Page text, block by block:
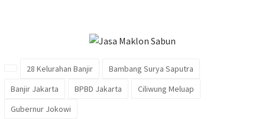
28 Kelurahan Banjir
Bambang Surya Saputra
Banjir Jakarta
BPBD Jakarta
Ciliwung Meluap
Gubernur Jokowi